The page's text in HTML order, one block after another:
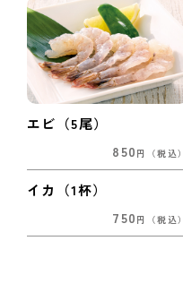
エビ（5尾）
850 円 （税込）
イカ（1杯）
750 円 （税込）